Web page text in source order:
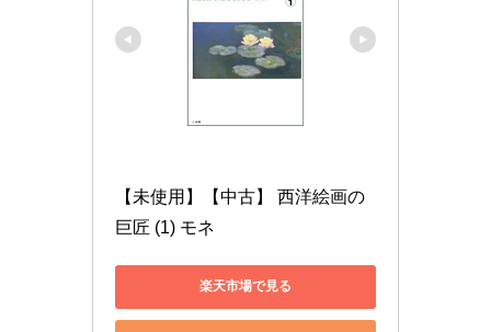
【未使用】【中古】 西洋絵画の
巨匠 (1) モネ
楽天市場で見る